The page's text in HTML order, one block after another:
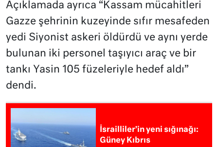
Açıklamada ayrıca “Kassam mücahitleri
Gazze şehrinin kuzeyinde sıfır mesafeden
yedi Siyonist askeri öldürdü ve aynı yerde
bulunan iki personel taşıyıcı araç ve bir
tankı Yasin 105 füzeleriyle hedef aldı”
dendi.
İsrailliler’in yeni sığınağı:
Güney Kıbrıs